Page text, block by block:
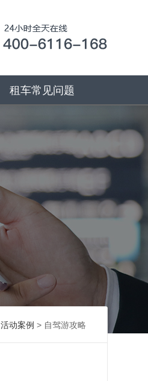
租车常见问题
活动案例 > 自驾游攻略